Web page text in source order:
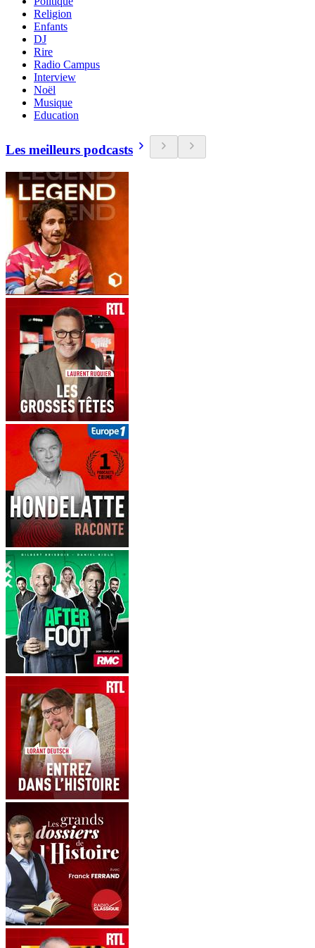
Religion
Enfants
DJ
Rire
Radio Campus
Interview
Noël
Musique
Education
Les meilleurs podcasts